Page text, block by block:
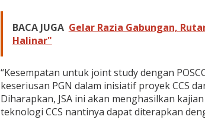
BACA JUGA Gelar Razia Gabungan,
Halinar"
“Kesempatan untuk joint study dengan
keseriusan PGN dalam inisiatif proyek CCS
Diharapkan, JSA ini akan menghasilkan
teknologi CCS nantinya dapat diterapkan